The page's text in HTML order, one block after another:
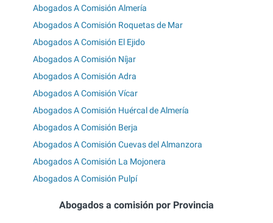
Abogados A Comisión Almería
Abogados A Comisión Roquetas de Mar
Abogados A Comisión El Ejido
Abogados A Comisión Níjar
Abogados A Comisión Adra
Abogados A Comisión Vícar
Abogados A Comisión Huércal de Almería
Abogados A Comisión Berja
Abogados A Comisión Cuevas del Almanzora
Abogados A Comisión La Mojonera
Abogados A Comisión Pulpí
Abogados a comisión por Provincia